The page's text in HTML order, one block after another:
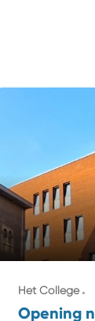
Het College
Opening